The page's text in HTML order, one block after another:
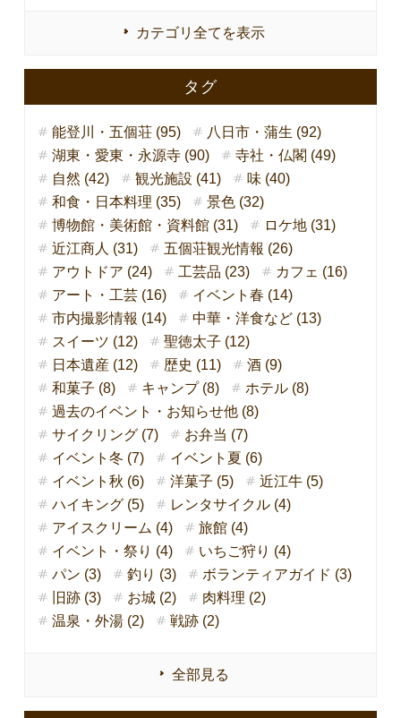
カテゴリ全てを表示
タグ
能登川・五個荘 (95)
八日市・蒲生 (92)
湖東・愛東・永源寺 (90)
寺社・仏閣 (49)
自然 (42)
観光施設 (41)
味 (40)
和食・日本料理 (35)
景色 (32)
博物館・美術館・資料館 (31)
ロケ地 (31)
近江商人 (31)
五個荘観光情報 (26)
アウトドア (24)
工芸品 (23)
カフェ (16)
アート・工芸 (16)
イベント春 (14)
市内撮影情報 (14)
中華・洋食など (13)
スイーツ (12)
聖徳太子 (12)
日本遺産 (12)
歴史 (11)
酒 (9)
和菓子 (8)
キャンプ (8)
ホテル (8)
過去のイベント・お知らせ他 (8)
サイクリング (7)
お弁当 (7)
イベント冬 (7)
イベント夏 (6)
イベント秋 (6)
洋菓子 (5)
近江牛 (5)
ハイキング (5)
レンタサイクル (4)
アイスクリーム (4)
旅館 (4)
イベント・祭り (4)
いちご狩り (4)
パン (3)
釣り (3)
ボランティアガイド (3)
旧跡 (3)
お城 (2)
肉料理 (2)
温泉・外湯 (2)
戦跡 (2)
全部見る